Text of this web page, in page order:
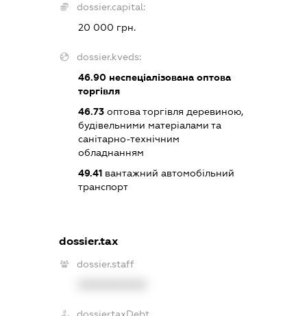
dossier.capital:
20 000 грн.
dossier.kveds:
46.90 неспеціалізована оптова
торгівля
46.73 оптова торгівля деревиною,
будівельними матеріалами та
санітарно-технічним
обладнанням
49.41 вантажний автомобільний
транспорт
dossier.tax
dossier.staff